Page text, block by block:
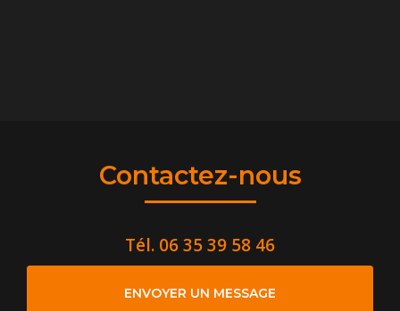
Contactez-nous
Tél. 06 35 39 58 46
ENVOYER UN MESSAGE